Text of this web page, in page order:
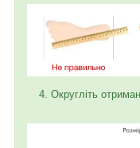
4. Округліть